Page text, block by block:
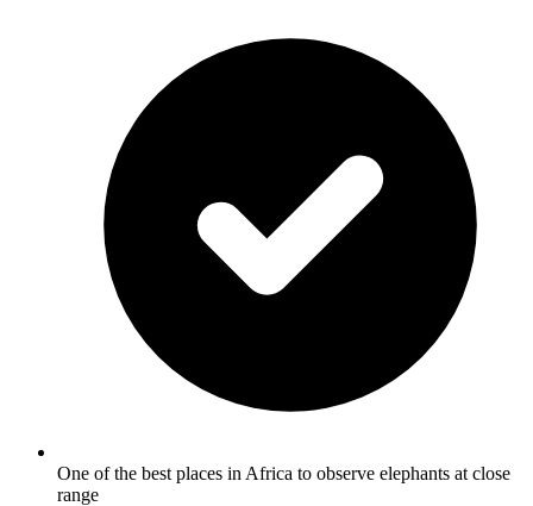
One of the best places in Africa to observe elephants at close
range